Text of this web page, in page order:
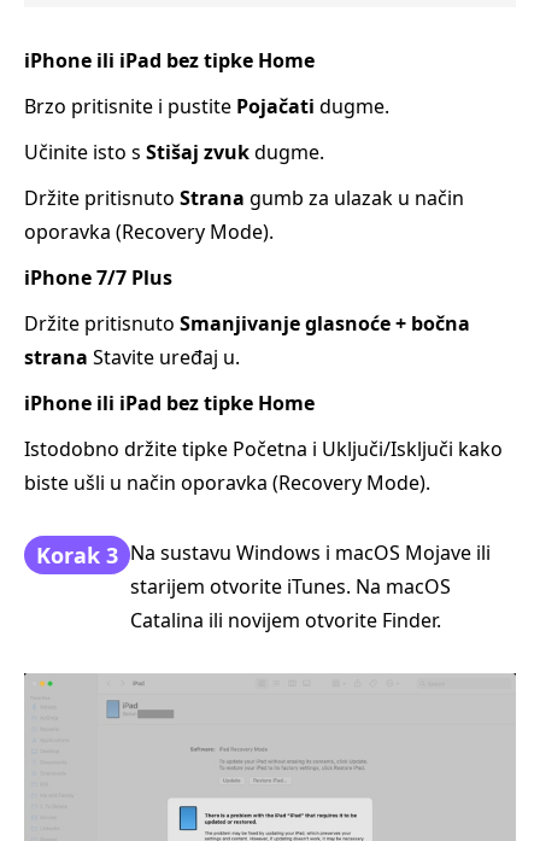
iPhone ili iPad bez tipke Home
Brzo pritisnite i pustite Pojačati dugme.
Učinite isto s Stišaj zvukdugme.
Držite pritisnuto Strana gumb za ulazak u način
oporavka (Recovery Mode).
iPhone 7/7 Plus
Držite pritisnuto Smanjivanje glasnoće + bočna
strana Stavite uređaj u.
iPhone ili iPad bez tipke Home
Istodobno držite tipke Početna i Uključi/Isključi kako
biste ušli u način oporavka (Recovery Mode).
Korak 3 Na sustavu Windows i macOS Mojave ili
starijem otvorite iTunes. Na macOS
Catalina ili novijem otvorite Finder.